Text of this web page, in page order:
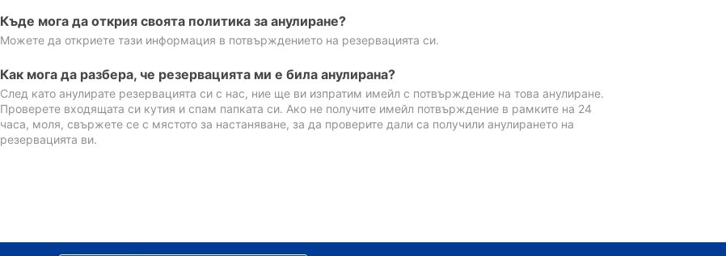
Къде мога да открия своята политика за анулиране?
Можете да откриете тази информация в потвърждението на резервацията си.
Как мога да разбера, че резервацията ми е била анулирана?
След като анулирате резервацията си с нас, ние ще ви изпратим имейл с потвърждение на това анулиране.
Проверете входящата си кутия и спам папката си. Ако не получите имейл потвърждение в рамките на 24
часа, моля, свържете се с мястото за настаняване, за да проверите дали са получили анулирането на
резервацията ви.